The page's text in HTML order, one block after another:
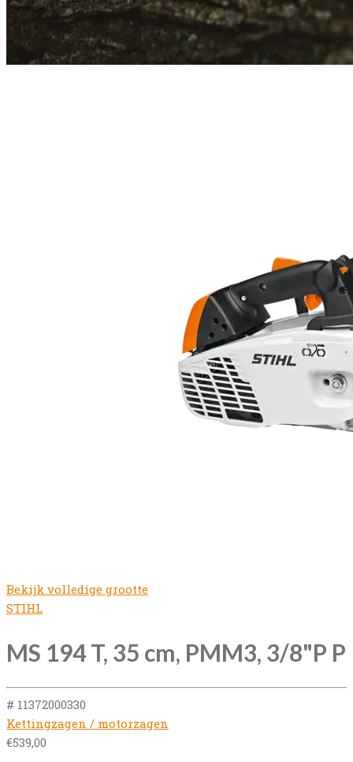
Bekijk volledige grootte
STIHL
MS 194 T, 35 cm, PMM3, 3/8"P P
# 11372000330
Kettingzagen / motorzagen
€539,00